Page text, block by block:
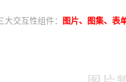
交互性组件： 图片、图集、表